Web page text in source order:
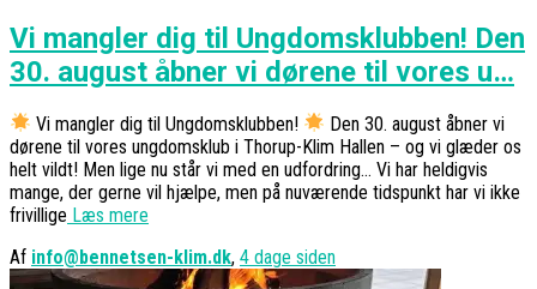
Vi mangler dig til Ungdomsklubben! Den
30. august åbner vi dørene til vores u…
Vi mangler dig til Ungdomsklubben!
Den 30. august åbner vi
dørene til vores ungdomsklub i Thorup-Klim Hallen – og vi glæder os
helt vildt! Men lige nu står vi med en udfordring… Vi har heldigvis
mange, der gerne vil hjælpe, men på nuværende tidspunkt har vi ikke
frivillige Læs mere
Af info@bennetsen-klim.dk, 4 dage siden